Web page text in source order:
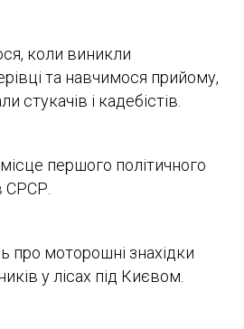
коли виникли
та навчимося прийому,
стукачів і кадебістів.
першого політичного
СРСР.
про моторошні знахідки
у лісах під Києвом.